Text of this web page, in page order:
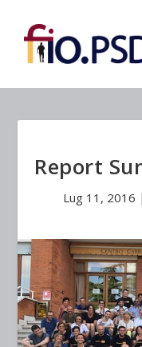
Report
Lug 11, 2016 |